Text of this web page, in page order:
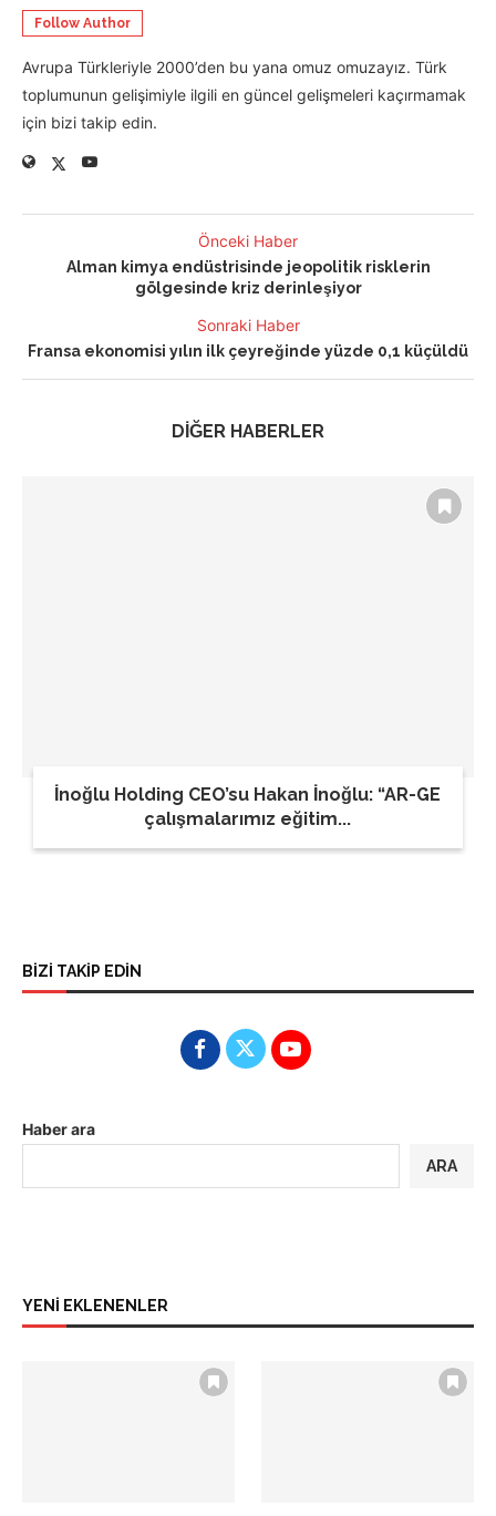
Follow Author
Avrupa Türkleriyle 2000’den bu yana omuz omuzayız. Türk
toplumunun gelişimiyle ilgili en güncel gelişmeleri kaçırmamak
için bizi takip edin.
Önceki Haber
Alman kimya endüstrisinde jeopolitik risklerin
gölgesinde kriz derinleşiyor
Sonraki Haber
Fransa ekonomisi yılın ilk çeyreğinde yüzde 0,1 küçüldü
DİĞER HABERLER
İnoğlu Holding CEO’su Hakan İnoğlu: “AR-GE
çalışmalarımız eğitim...
BİZİ TAKİP EDİN
Haber ara
ARA
YENİ EKLENENLER